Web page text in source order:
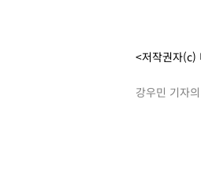
<저작권자(c)
강우민 기자